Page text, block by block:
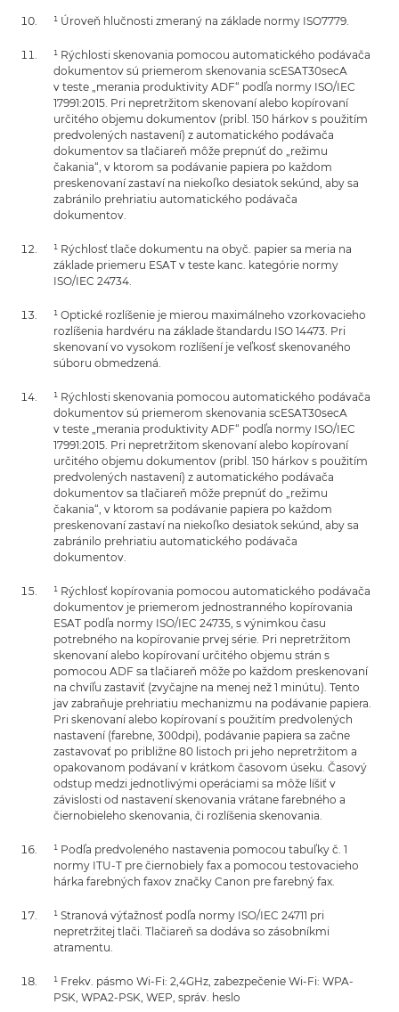
¹ Úroveň hlučnosti zmeraný na základe normy ISO7779.
¹ Rýchlosti skenovania pomocou automatického podávača
dokumentov sú priemerom skenovania scESAT30secA
v teste „merania produktivity ADF“ podľa normy ISO/IEC
17991:2015. Pri nepretržitom skenovaní alebo kopírovaní
určitého objemu dokumentov (pribl. 150 hárkov s použitím
predvolených nastavení) z automatického podávača
dokumentov sa tlačiareň môže prepnúť do „režimu
čakania“, v ktorom sa podávanie papiera po každom
preskenovaní zastaví na niekoľko desiatok sekúnd, aby sa
zabránilo prehriatiu automatického podávača
dokumentov.
¹ Rýchlosť tlače dokumentu na obyč. papier sa meria na
základe priemeru ESAT v teste kanc. kategórie normy
ISO/IEC 24734.
¹ Optické rozlíšenie je mierou maximálneho vzorkovacieho
rozlíšenia hardvéru na základe štandardu ISO 14473. Pri
skenovaní vo vysokom rozlíšení je veľkosť skenovaného
súboru obmedzená.
¹ Rýchlosti skenovania pomocou automatického podávača
dokumentov sú priemerom skenovania scESAT30secA
v teste „merania produktivity ADF“ podľa normy ISO/IEC
17991:2015. Pri nepretržitom skenovaní alebo kopírovaní
určitého objemu dokumentov (pribl. 150 hárkov s použitím
predvolených nastavení) z automatického podávača
dokumentov sa tlačiareň môže prepnúť do „režimu
čakania“, v ktorom sa podávanie papiera po každom
preskenovaní zastaví na niekoľko desiatok sekúnd, aby sa
zabránilo prehriatiu automatického podávača
dokumentov.
¹ Rýchlosť kopírovania pomocou automatického podávača
dokumentov je priemerom jednostranného kopírovania
ESAT podľa normy ISO/IEC 24735, s výnimkou času
potrebného na kopírovanie prvej série. Pri nepretržitom
skenovaní alebo kopírovaní určitého objemu strán s
pomocou ADF sa tlačiareň môže po každom preskenovaní
na chvíľu zastaviť (zvyčajne na menej než 1 minútu). Tento
jav zabraňuje prehriatiu mechanizmu na podávanie papiera.
Pri skenovaní alebo kopírovaní s použitím predvolených
nastavení (farebne, 300dpi), podávanie papiera sa začne
zastavovať po približne 80 listoch pri jeho nepretržitom a
opakovanom podávaní v krátkom časovom úseku. Časový
odstup medzi jednotlivými operáciami sa môže líšiť v
závislosti od nastavení skenovania vrátane farebného a
čiernobieleho skenovania, či rozlíšenia skenovania.
¹ Podľa predvoleného nastavenia pomocou tabuľky č. 1
normy ITU-T pre čiernobiely fax a pomocou testovacieho
hárka farebných faxov značky Canon pre farebný fax.
¹ Stranová výťažnosť podľa normy ISO/IEC 24711 pri
nepretržitej tlači. Tlačiareň sa dodáva so zásobníkmi
atramentu.
¹ Frekv. pásmo Wi-Fi: 2,4GHz, zabezpečenie Wi-Fi: WPA-
PSK, WPA2-PSK, WEP, správ. heslo